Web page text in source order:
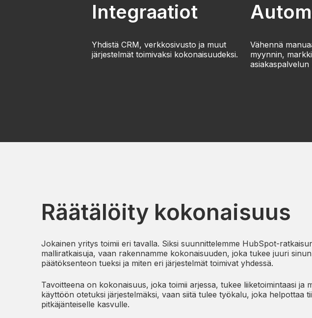
Integraatiot
Yhdistä CRM, verkkosivusto ja muut
järjestelmät toimivaksi kokonaisuudeksi.
Vähennä
myynnin,
asiakaspalvelun
Räätälöity kokonaisuus
Jokainen yritys toimii eri tavalla. Siksi suunnittelemme HubSpot-
malliratkaisuja, vaan rakennamme kokonaisuuden, joka tukee juuri
päätöksenteon tueksi ja miten eri järjestelmät toimivat yhdessä.
Tavoitteena on kokonaisuus, joka toimii arjessa, tukee liiketoimintaasi ja
käyttöön otetuksi järjestelmäksi, vaan siitä tulee työkalu, joka
pitkäjänteiselle kasvulle.